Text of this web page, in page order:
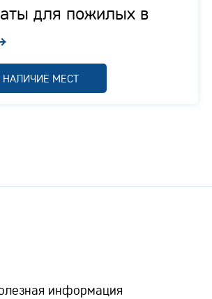
для пожилых в
НАЛИЧИЕ МЕСТ
информация